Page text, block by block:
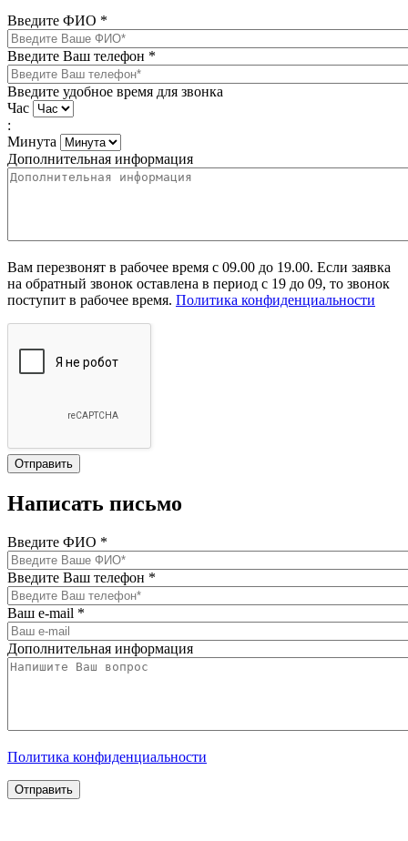
Введите ФИО *
Введите Ваш телефон *
Введите удобное время для звонка
Час
:
Минута
Дополнительная информация
Вам перезвонят в рабочее время с 09.00 до 19.00. Если заявка
на обратный звонок оставлена в период с 19 до 09, то звонок
поступит в рабочее время. Политика конфиденциальности
Написать письмо
Введите ФИО *
Введите Ваш телефон *
Ваш e-mail *
Дополнительная информация
Политика конфиденциальности